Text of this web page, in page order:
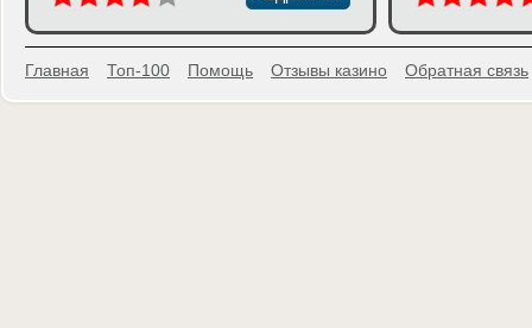
Главная Топ-100 Помощь Отзывы казино Обратная связь